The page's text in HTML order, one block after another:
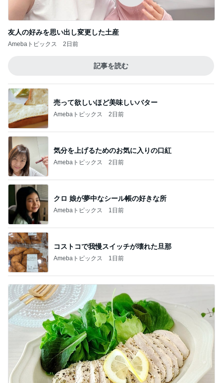
友人の好みを思い出し変更した土産
Amebaトピックス 2日前
記事を読む
売って欲しいほど美味しいバター
Amebaトピックス 2日前
気分を上げるためのお気に入りの口紅
Amebaトピックス 2日前
クロ 娘が夢中なシール帳の好きな所
Amebaトピックス 1日前
コストコで我慢スイッチが壊れた旦那
Amebaトピックス 1日前